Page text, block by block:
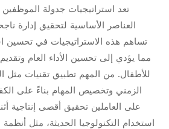
تعد استراتيجيات جدولة الموظفين
العناصر الأساسية لتحقيق إدارة
تساهم هذه الاستراتيجيات في تحسين
مما يؤدي إلى تحسين الأداء العام
للأطفال. من المهم تطبيق تقنيات مثل
الزمني وتخصيص المهام بناءً على
على العاملين تحقيق أقصى إنتاجية
استخدام التكنولوجيا الحديثة، مثل